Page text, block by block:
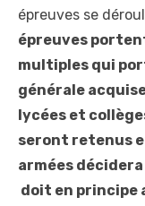
épreuves se
épreuves
multiples qui
générale
lycées et
seront retenus
armées
doit en principe